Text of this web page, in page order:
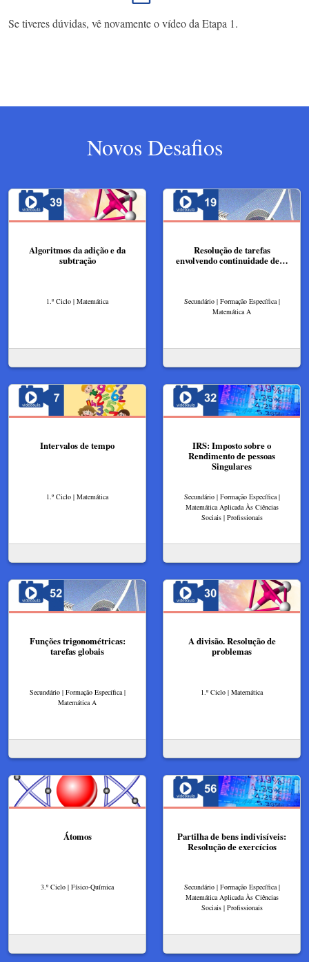
Se tiveres dúvidas, vê novamente o vídeo da Etapa 1.
Novos Desafios
Algoritmos da adição e da
subtração
1.º Ciclo | Matemática
Resolução de tarefas
envolvendo continuidade de…
Secundário | Formação Específica |
Matemática A
Intervalos de tempo
1.º Ciclo | Matemática
IRS: Imposto sobre o
Rendimento de pessoas
Singulares
Secundário | Formação Específica |
Matemática Aplicada Às Ciências
Sociais | Profissionais
Funções trigonométricas:
tarefas globais
Secundário | Formação Específica |
Matemática A
A divisão. Resolução de
problemas
1.º Ciclo | Matemática
Átomos
3.º Ciclo | Físico-Química
Partilha de bens indivisíveis:
Resolução de exercícios
Secundário | Formação Específica |
Matemática Aplicada Às Ciências
Sociais | Profissionais